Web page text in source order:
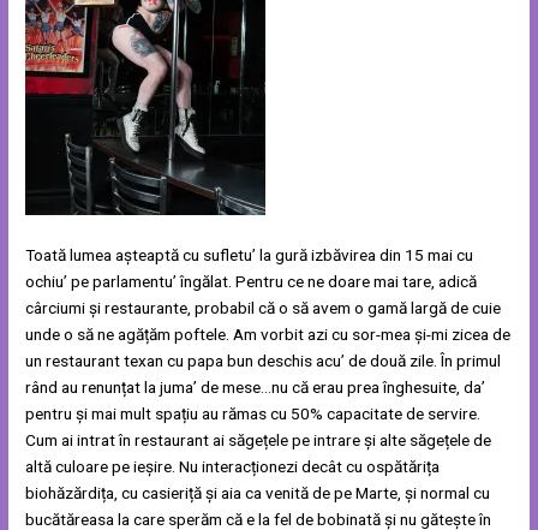
Toată lumea așteaptă cu sufletu’ la gură izbăvirea din 15 mai cu
ochiu’ pe parlamentu’ îngălat. Pentru ce ne doare mai tare, adică
cârciumi și restaurante, probabil că o să avem o gamă largă de cuie
unde o să ne agățăm poftele. Am vorbit azi cu sor-mea și-mi zicea de
un restaurant texan cu papa bun deschis acu’ de două zile. În primul
rând au renunțat la juma’ de mese…nu că erau prea înghesuite, da’
pentru și mai mult spațiu au rămas cu 50% capacitate de servire.
Cum ai intrat în restaurant ai săgețele pe intrare și alte săgețele de
altă culoare pe ieșire. Nu interacționezi decât cu ospătărița
biohăzărdița, cu casieriță și aia ca venită de pe Marte, și normal cu
bucătăreasa la care sperăm că e la fel de bobinată și nu gătește în